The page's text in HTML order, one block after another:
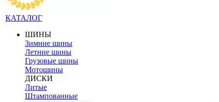
КАТАЛОГ
ШИНЫ
Зимние шины
Летние шины
Грузовые шины
Мотошины
ДИСКИ
Литые
Штампованные